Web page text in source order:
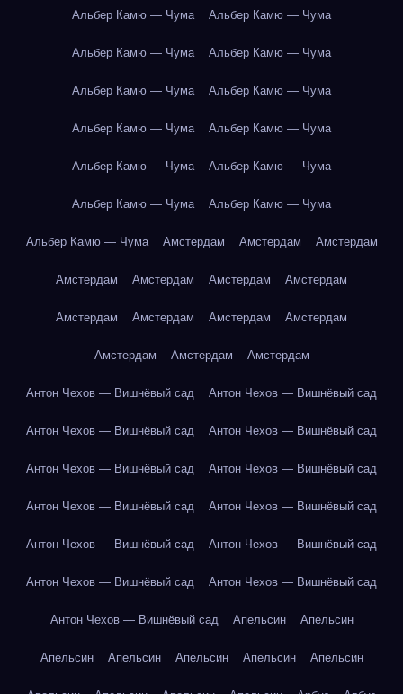
Альбер Камю — Чума Альбер Камю — Чума
Альбер Камю — Чума Альбер Камю — Чума
Альбер Камю — Чума Альбер Камю — Чума
Альбер Камю — Чума Альбер Камю — Чума
Альбер Камю — Чума Альбер Камю — Чума
Альбер Камю — Чума Альбер Камю — Чума
Альбер Камю — Чума Амстердам Амстердам Амстердам
Амстердам Амстердам Амстердам Амстердам
Амстердам Амстердам Амстердам Амстердам
Амстердам Амстердам Амстердам
Антон Чехов — Вишнёвый сад Антон Чехов — Вишнёвый сад
Антон Чехов — Вишнёвый сад Антон Чехов — Вишнёвый сад
Антон Чехов — Вишнёвый сад Антон Чехов — Вишнёвый сад
Антон Чехов — Вишнёвый сад Антон Чехов — Вишнёвый сад
Антон Чехов — Вишнёвый сад Антон Чехов — Вишнёвый сад
Антон Чехов — Вишнёвый сад Антон Чехов — Вишнёвый сад
Антон Чехов — Вишнёвый сад Апельсин Апельсин
Апельсин Апельсин Апельсин Апельсин Апельсин